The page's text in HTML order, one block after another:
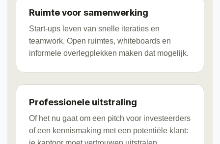
Ruimte voor samenwerking
Start-ups leven van snelle iteraties en
teamwork. Open ruimtes, whiteboards en
informele overlegplekken maken dat mogelijk.
Professionele uitstraling
Of het nu gaat om een pitch voor investeerders
of een kennismaking met een potentiële klant: